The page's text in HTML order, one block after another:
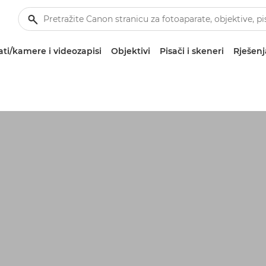
kamere i videozapisi Objektivi Pisači i skeneri